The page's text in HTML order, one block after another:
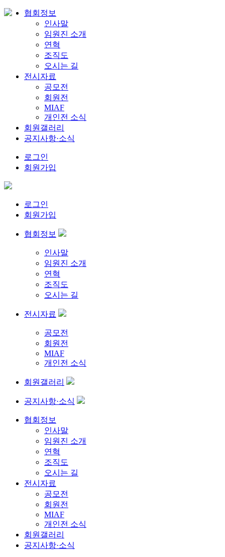
협회정보
인사말
임원진 소개
연혁
조직도
오시는 길
전시자료
공모전
회원전
MIAF
개인전 소식
회원갤러리
공지사항·소식
로그인
회원가입
로그인
회원가입
협회정보
인사말
임원진 소개
연혁
조직도
오시는 길
전시자료
공모전
회원전
MIAF
개인전 소식
회원갤러리
공지사항·소식
협회정보
인사말
임원진 소개
연혁
조직도
오시는 길
전시자료
공모전
회원전
MIAF
개인전 소식
회원갤러리
공지사항·소식